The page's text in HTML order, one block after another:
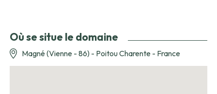
Où se situe le domaine
Magné (Vienne - 86) - Poitou Charente - France